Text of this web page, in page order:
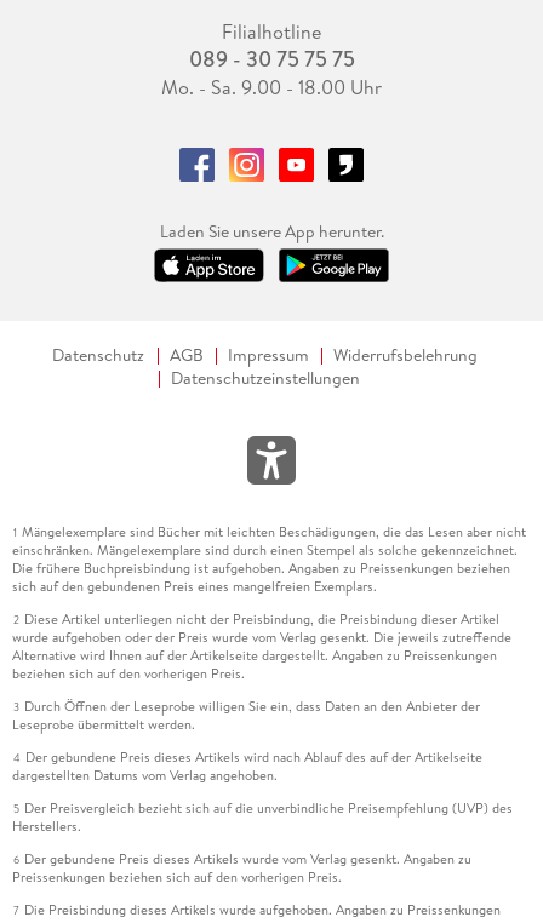
Filialhotline
089 - 30 75 75 75
Mo. - Sa. 9.00 - 18.00 Uhr
Laden Sie unsere App herunter.
Datenschutz AGB Impressum
Widerrufsbelehrung
Datenschutzeinstellungen
1 Mängelexemplare sind Bücher mit leichten Beschädigungen, die das Lesen aber nicht
einschränken. Mängelexemplare sind durch einen Stempel als solche gekennzeichnet.
Die frühere Buchpreisbindung ist aufgehoben. Angaben zu Preissenkungen beziehen
sich auf den gebundenen Preis eines mangelfreien Exemplars.
2 Diese Artikel unterliegen nicht der Preisbindung, die Preisbindung dieser Artikel
wurde aufgehoben oder der Preis wurde vom Verlag gesenkt. Die jeweils zutreffende
Alternative wird Ihnen auf der Artikelseite dargestellt. Angaben zu Preissenkungen
beziehen sich auf den vorherigen Preis.
3 Durch Öffnen der Leseprobe willigen Sie ein, dass Daten an den Anbieter der
Leseprobe übermittelt werden.
4 Der gebundene Preis dieses Artikels wird nach Ablauf des auf der Artikelseite
dargestellten Datums vom Verlag angehoben.
5 Der Preisvergleich bezieht sich auf die unverbindliche Preisempfehlung (UVP) des
Herstellers.
6 Der gebundene Preis dieses Artikels wurde vom Verlag gesenkt. Angaben zu
Preissenkungen beziehen sich auf den vorherigen Preis.
7 Die Preisbindung dieses Artikels wurde aufgehoben. Angaben zu Preissenkungen